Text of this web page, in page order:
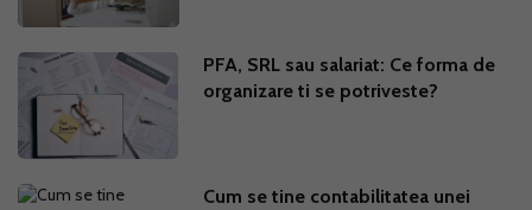
PFA, SRL sau salariat: Ce forma de
organizare ti se potriveste?
Cum se tine contabilitatea unei